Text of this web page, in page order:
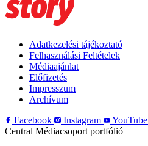
Adatkezelési tájékoztató
Felhasználási Feltételek
Médiaajánlat
Előfizetés
Impresszum
Archívum
Facebook
Instagram YouTube
Central Médiacsoport portfólió